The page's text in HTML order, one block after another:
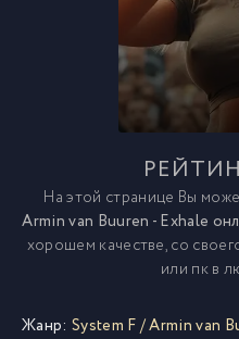
На этой странице Вы
Armin van Buuren - Exhale
хорошем качестве, со
или пк в
Жанр: System F/Armin van